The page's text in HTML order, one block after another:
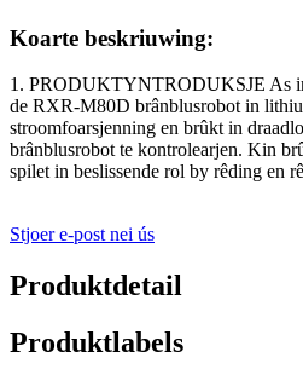
Koarte beskriuwing:
1. PRODUKTYNTRODUKSJE As
de RXR-M80D brânblusrobot in
stroomfoarsjenning en brûkt in
brânblusrobot te kontrolearjen. Kin
spilet in beslissende rol by rêding en
Stjoer e-post nei ús
Produktdetail
Produktlabels